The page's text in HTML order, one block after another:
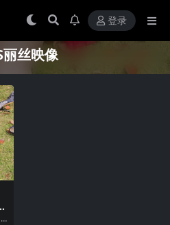
登录
丽丝映像